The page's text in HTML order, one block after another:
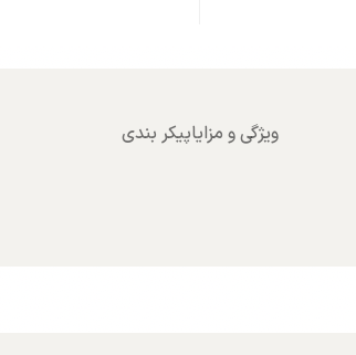
ویژگی و مزایاپیکر بندی